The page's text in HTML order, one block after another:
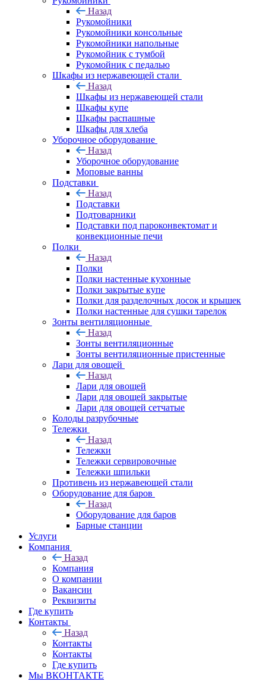
Назад
Рукомойники
Рукомойники консольные
Рукомойники напольные
Рукомойник с тумбой
Рукомойник с педалью
Шкафы из нержавеющей стали
Назад
Шкафы из нержавеющей стали
Шкафы купе
Шкафы распашные
Шкафы для хлеба
Уборочное оборудование
Назад
Уборочное оборудование
Моповые ванны
Подставки
Назад
Подставки
Подтоварники
Подставки под пароконвектомат и
конвекционные печи
Полки
Назад
Полки
Полки настенные кухонные
Полки закрытые купе
Полки для разделочных досок и крышек
Полки настенные для сушки тарелок
Зонты вентиляционные
Назад
Зонты вентиляционные
Зонты вентиляционные пристенные
Лари для овощей
Назад
Лари для овощей
Лари для овощей закрытые
Лари для овощей сетчатые
Колоды разрубочные
Тележки
Назад
Тележки
Тележки сервировочные
Тележки шпильки
Противень из нержавеющей стали
Оборудование для баров
Назад
Оборудование для баров
Барные станции
Услуги
Компания
Назад
Компания
О компании
Вакансии
Реквизиты
Где купить
Контакты
Назад
Контакты
Контакты
Где купить
Мы ВКОНТАКТЕ